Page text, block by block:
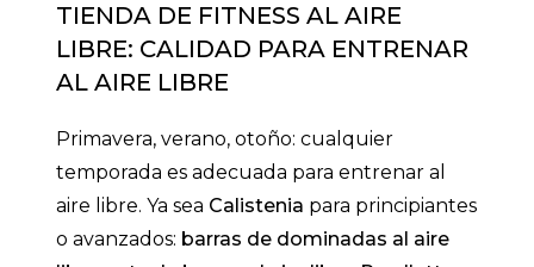
TIENDA DE FITNESS AL AIRE
LIBRE: CALIDAD PARA ENTRENAR
AL AIRE LIBRE
Primavera, verano, otoño: cualquier
temporada es adecuada para entrenar al
aire libre. Ya sea Calistenia para principiantes
o avanzados: barras de dominadas al aire